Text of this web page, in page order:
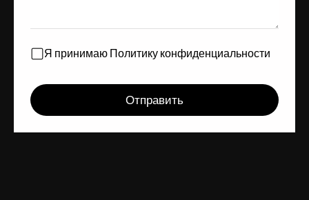
Я принимаю Политику конфиденциальности